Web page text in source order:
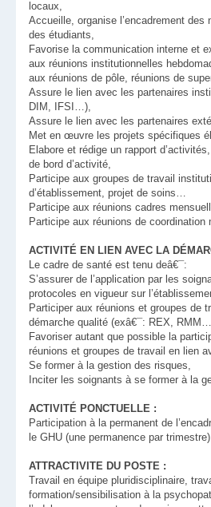
locaux,
Accueille, organise l’encadrement des
des étudiants,
Favorise la communication interne et
aux réunions institutionnelles
aux réunions de pôle, réunions de
Assure le lien avec les partenaires
DIM, IFSI…),
Assure le lien avec les partenaires
Met en œuvre les projets spécifiques
Elabore et rédige un rapport
de bord d’activité,
Participe aux groupes de travail
d’établissement, projet de soins…
Participe aux réunions cadres
Participe aux réunions de coordination
ACTIVITÉ EN LIEN AVEC LA
Le cadre de santé est tenu deâ€¯:
S’assurer de l’application par les
protocoles en vigueur sur
Participer aux réunions et groupes de
démarche qualité (exâ€¯: REX,
Favoriser autant que possible la
réunions et groupes de travail en lien
Se former à la gestion des risques,
Inciter les soignants à se former à la
ACTIVITÉ PONCTUELLE :
Participation à la permanent de
le GHU (une permanence par trimestre)
ATTRACTIVITE DU POSTE :
Travail en équipe pluridisciplinaire,
formation/sensibilisation à la